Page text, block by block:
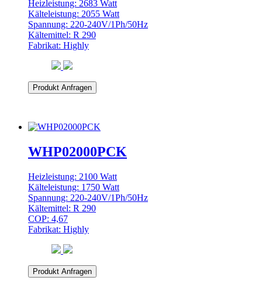
Heizleistung: 2683 Watt
Kälteleistung: 2055 Watt
Spannung: 220-240V/1Ph/50Hz
Kältemittel: R 290
Fabrikat: Highly
Produkt Anfragen
WHP02000PCK
Heizleistung: 2100 Watt
Kälteleistung: 1750 Watt
Spannung: 220-240V/1Ph/50Hz
Kältemittel: R 290
COP: 4,67
Fabrikat: Highly
Produkt Anfragen